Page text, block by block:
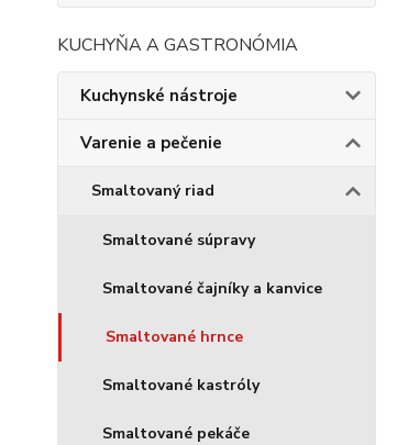
KUCHYŇA A GASTRONÓMIA
Kuchynské nástroje
Varenie a pečenie
Smaltovaný riad
Smaltované súpravy
Smaltované čajníky a kanvice
Smaltované hrnce
Smaltované kastróly
Smaltované pekáče